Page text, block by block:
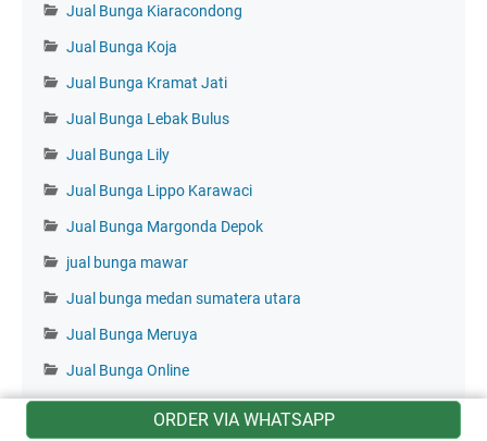
ORDER VIA WHATSAPP
Jual Bunga Kiaracondong
Jual Bunga Koja
Jual Bunga Kramat Jati
Jual Bunga Lebak Bulus
Jual Bunga Lily
Jual Bunga Lippo Karawaci
Jual Bunga Margonda Depok
jual bunga mawar
Jual bunga medan sumatera utara
Jual Bunga Meruya
Jual Bunga Online
Jual Bunga Pademangan